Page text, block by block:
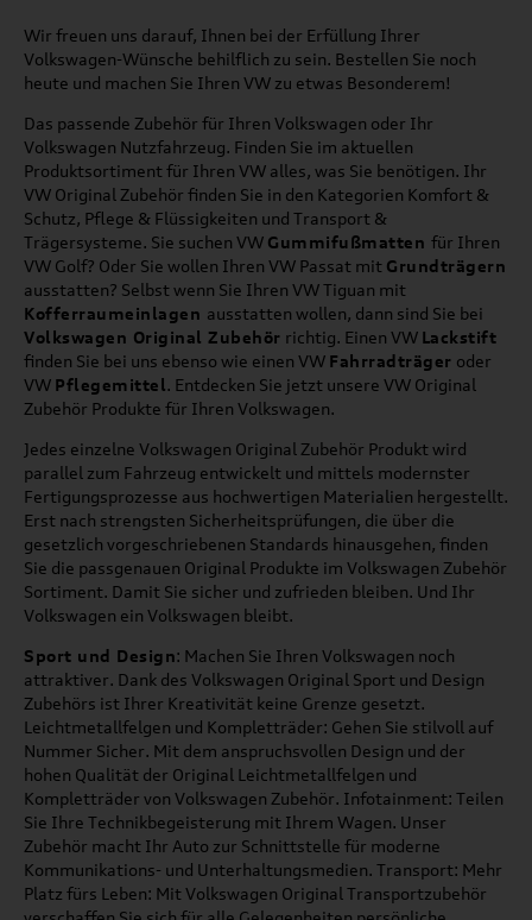
Wir freuen uns darauf, Ihnen bei der Erfüllung Ihrer
Volkswagen-Wünsche behilflich zu sein. Bestellen Sie noch
heute und machen Sie Ihren VW zu etwas Besonderem!
Das passende Zubehör für Ihren Volkswagen oder Ihr
Volkswagen Nutzfahrzeug. Finden Sie im aktuellen
Produktsortiment für Ihren VW alles, was Sie benötigen. Ihr
VW Original Zubehör finden Sie in den Kategorien Komfort &
Schutz, Pflege & Flüssigkeiten und Transport &
Trägersysteme. Sie suchen VW Gummifußmatten für Ihren
VW Golf? Oder Sie wollen Ihren VW Passat mit Grundträgern
ausstatten? Selbst wenn Sie Ihren VW Tiguan mit
Kofferraumeinlagen ausstatten wollen, dann sind Sie bei
Volkswagen Original Zubehör richtig. Einen VW Lackstift
finden Sie bei uns ebenso wie einen VW Fahrradträger oder
VW Pflegemittel. Entdecken Sie jetzt unsere VW Original
Zubehör Produkte für Ihren Volkswagen.
Jedes einzelne Volkswagen Original Zubehör Produkt wird
parallel zum Fahrzeug entwickelt und mittels modernster
Fertigungsprozesse aus hochwertigen Materialien hergestellt.
Erst nach strengsten Sicherheitsprüfungen, die über die
gesetzlich vorgeschriebenen Standards hinausgehen, finden
Sie die passgenauen Original Produkte im Volkswagen Zubehör
Sortiment. Damit Sie sicher und zufrieden bleiben. Und Ihr
Volkswagen ein Volkswagen bleibt.
Sport und Design: Machen Sie Ihren Volkswagen noch
attraktiver. Dank des Volkswagen Original Sport und Design
Zubehörs ist Ihrer Kreativität keine Grenze gesetzt.
Leichtmetallfelgen und Kompletträder: Gehen Sie stilvoll auf
Nummer Sicher. Mit dem anspruchsvollen Design und der
hohen Qualität der Original Leichtmetallfelgen und
Kompletträder von Volkswagen Zubehör. Infotainment: Teilen
Sie Ihre Technikbegeisterung mit Ihrem Wagen. Unser
Zubehör macht Ihr Auto zur Schnittstelle für moderne
Kommunikations- und Unterhaltungsmedien. Transport: Mehr
Platz fürs Leben: Mit Volkswagen Original Transportzubehör